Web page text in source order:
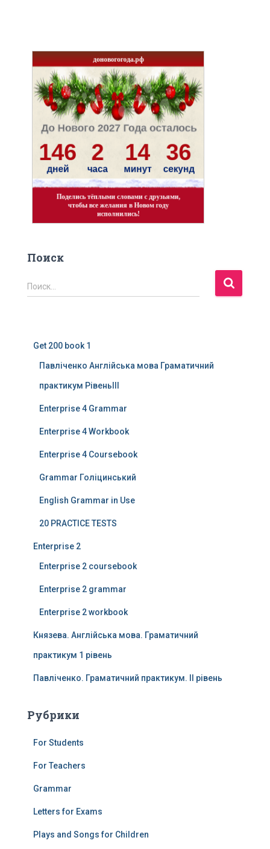
Поиск
Н
а
Поиск…
Get 200 book 1
Павліченко Англійська мова Граматичний
практикум РівеньІІІ
Enterprise 4 Grammar
Enterprise 4 Workbook
Enterprise 4 Coursebook
Grammar Голіцинський
English Grammar in Use
20 PRACTICE TESTS
Enterprise 2
Enterprise 2 coursebook
Enterprise 2 grammar
Enterprise 2 workbook
Князева. Англійська мова. Граматичний
практикум 1 рівень
Павліченко. Граматичний практикум. ІІ рівень
Рубрики
For Students
For Teachers
Grammar
Letters for Exams
Plays and Songs for Children